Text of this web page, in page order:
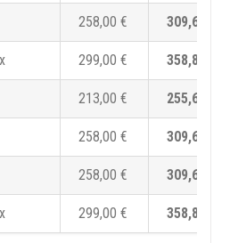
258,00 € 309,60 €
299,00 € 358,80 €
213,00 € 255,60 €
258,00 € 309,60 €
258,00 € 309,60 €
299,00 € 358,80 €